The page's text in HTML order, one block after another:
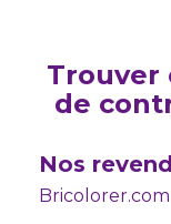
Trouver
de
Nos
Bricolorer.com